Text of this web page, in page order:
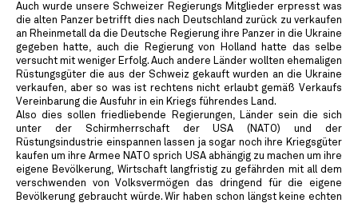
Auch wurde unsere Schweizer Regierungs Mitglieder erpresst was
die alten Panzer betrifft dies nach Deutschland zurück zu verkaufen
an Rheinmetall da die Deutsche Regierung ihre Panzer in die Ukraine
gegeben hatte, auch die Regierung von Holland hatte das selbe
versucht mit weniger Erfolg. Auch andere Länder wollten ehemaligen
Rüstungsgüter die aus der Schweiz gekauft wurden an die Ukraine
verkaufen, aber so was ist rechtens nicht erlaubt gemäß Verkaufs
Vereinbarung die Ausfuhr in ein Kriegs führendes Land.
Also dies sollen friedliebende Regierungen, Länder sein die sich
unter der Schirmherrschaft der USA (NATO) und der
Rüstungsindustrie einspannen lassen ja sogar noch ihre Kriegsgüter
kaufen um ihre Armee NATO sprich USA abhängig zu machen um ihre
eigene Bevölkerung, Wirtschaft langfristig zu gefährden mit all dem
verschwenden von Volksvermögen das dringend für die eigene
Bevölkerung gebraucht würde. Wir haben schon längst keine echten